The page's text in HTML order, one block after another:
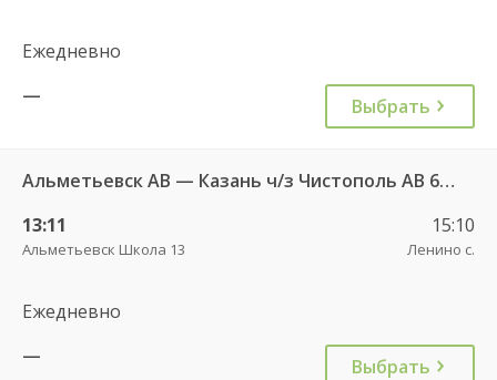
Ежедневно
—
Выбрать
Альметьевск АВ — Казань ч/з Чистополь АВ 694
13:11
Альметьевск Школа 13
15:10
Ленино с.
Ежедневно
—
Выбрать